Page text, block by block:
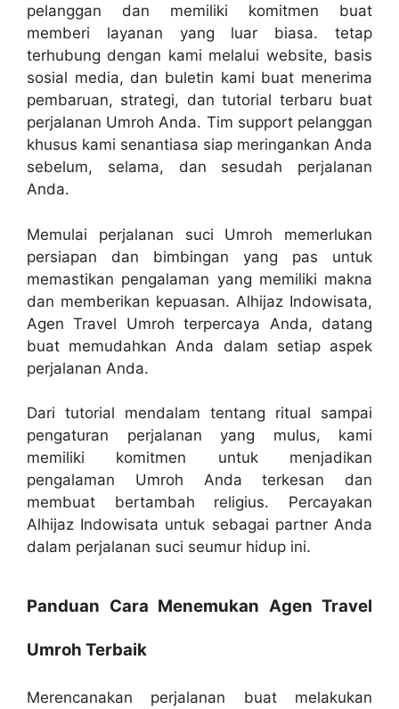
pelanggan dan memiliki komitmen buat
memberi layanan yang luar biasa. tetap
terhubung dengan kami melalui website, basis
sosial media, dan buletin kami buat menerima
pembaruan, strategi, dan tutorial terbaru buat
perjalanan Umroh Anda. Tim support pelanggan
khusus kami senantiasa siap meringankan Anda
sebelum, selama, dan sesudah perjalanan
Anda.
Memulai perjalanan suci Umroh memerlukan
persiapan dan bimbingan yang pas untuk
memastikan pengalaman yang memiliki makna
dan memberikan kepuasan. Alhijaz Indowisata,
Agen Travel Umroh terpercaya Anda, datang
buat memudahkan Anda dalam setiap aspek
perjalanan Anda.
Dari tutorial mendalam tentang ritual sampai
pengaturan perjalanan yang mulus, kami
memiliki komitmen untuk menjadikan
pengalaman Umroh Anda terkesan dan
membuat bertambah religius. Percayakan
Alhijaz Indowisata untuk sebagai partner Anda
dalam perjalanan suci seumur hidup ini.
Panduan Cara Menemukan Agen Travel
Umroh Terbaik
Merencanakan perjalanan buat melakukan